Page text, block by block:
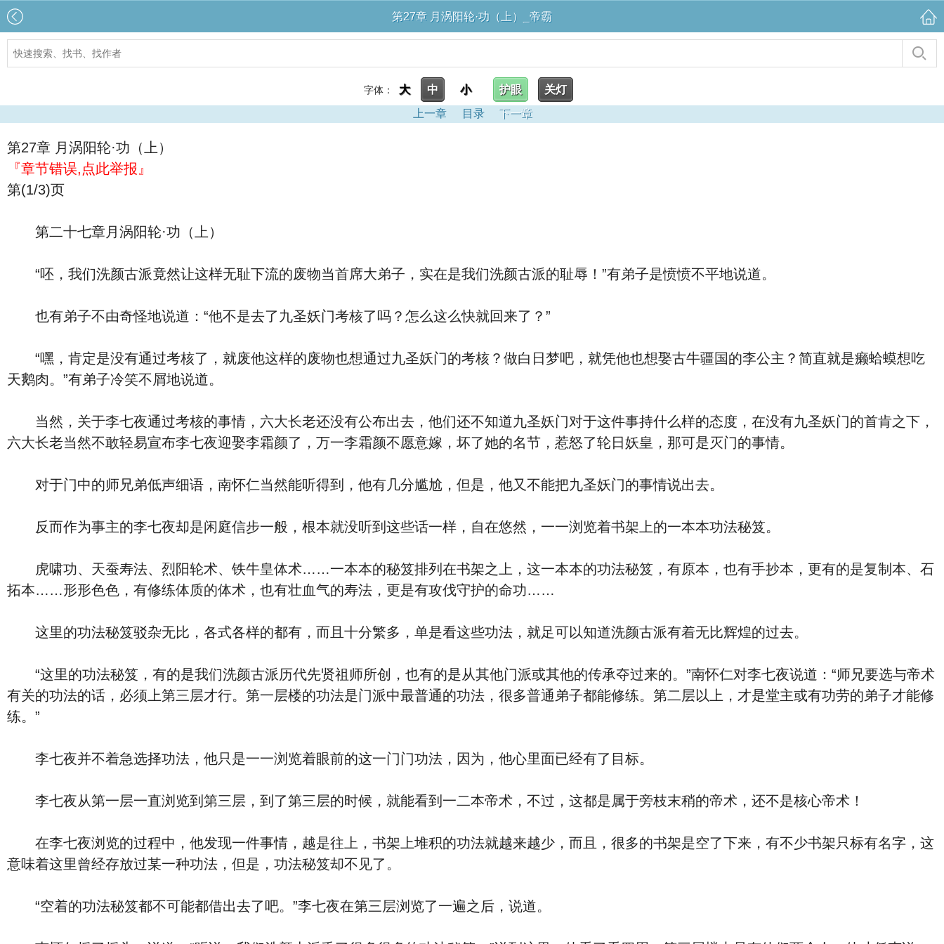
第27章 月涡阳轮·功（上）_帝霸
字体： 大 中 小 护眼
关灯
上一章
目录 下一章
第27章 月涡阳轮·功（上）
『章节错误,点此举报』
第(1/3)页
第二十七章月涡阳轮·功（上）
“呸，我们洗颜古派竟然让这样无耻下流的废物当首席大弟子，实在是我们洗颜古派的耻辱！”有弟子是愤愤不平地说道。
也有弟子不由奇怪地说道：“他不是去了九圣妖门考核了吗？怎么这么快就回来了？”
“嘿，肯定是没有通过考核了，就废他这样的废物也想通过九圣妖门的考核？做白日梦吧，就凭他也想娶古牛疆国的李公主？简直就是癞蛤蟆想吃
天鹅肉。”有弟子冷笑不屑地说道。
当然，关于李七夜通过考核的事情，六大长老还没有公布出去，他们还不知道九圣妖门对于这件事持什么样的态度，在没有九圣妖门的首肯之下，
六大长老当然不敢轻易宣布李七夜迎娶李霜颜了，万一李霜颜不愿意嫁，坏了她的名节，惹怒了轮日妖皇，那可是灭门的事情。
对于门中的师兄弟低声细语，南怀仁当然能听得到，他有几分尴尬，但是，他又不能把九圣妖门的事情说出去。
反而作为事主的李七夜却是闲庭信步一般，根本就没听到这些话一样，自在悠然，一一浏览着书架上的一本本功法秘笈。
虎啸功、天蚕寿法、烈阳轮术、铁牛皇体术……一本本的秘笈排列在书架之上，这一本本的功法秘笈，有原本，也有手抄本，更有的是复制本、石
拓本……形形色色，有修练体质的体术，也有壮血气的寿法，更是有攻伐守护的命功……
这里的功法秘笈驳杂无比，各式各样的都有，而且十分繁多，单是看这些功法，就足可以知道洗颜古派有着无比辉煌的过去。
“这里的功法秘笈，有的是我们洗颜古派历代先贤祖师所创，也有的是从其他门派或其他的传承夺过来的。”南怀仁对李七夜说道：“师兄要选与帝术
有关的功法的话，必须上第三层才行。第一层楼的功法是门派中最普通的功法，很多普通弟子都能修练。第二层以上，才是堂主或有功劳的弟子才能修
练。”
李七夜并不着急选择功法，他只是一一浏览着眼前的这一门门功法，因为，他心里面已经有了目标。
李七夜从第一层一直浏览到第三层，到了第三层的时候，就能看到一二本帝术，不过，这都是属于旁枝末稍的帝术，还不是核心帝术！
在李七夜浏览的过程中，他发现一件事情，越是往上，书架上堆积的功法就越来越少，而且，很多的书架是空了下来，有不少书架只标有名字，这
意味着这里曾经存放过某一种功法，但是，功法秘笈却不见了。
“空着的功法秘笈都不可能都借出去了吧。”李七夜在第三层浏览了一遍之后，说道。